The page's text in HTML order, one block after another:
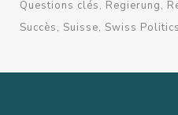
Questions clés
Regierung
Succès
Suisse Swiss Politics